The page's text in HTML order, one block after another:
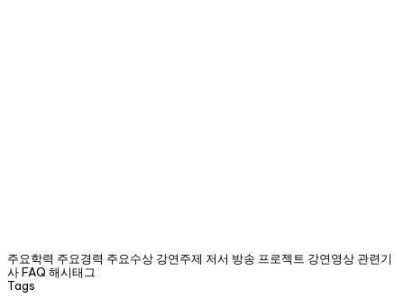
주요학력 주요경력 주요수상 강연주제 저서 방송 프로젝트 강연영상 관련기
사 FAQ 해시태그
Tags